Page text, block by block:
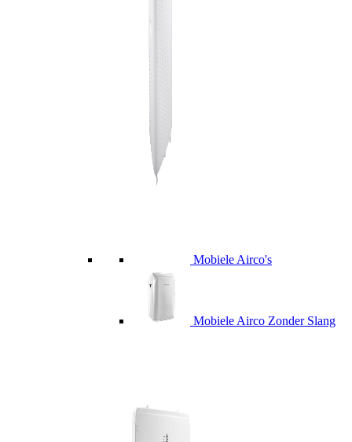
Mobiele Airco's
Mobiele Airco Zonder Slang